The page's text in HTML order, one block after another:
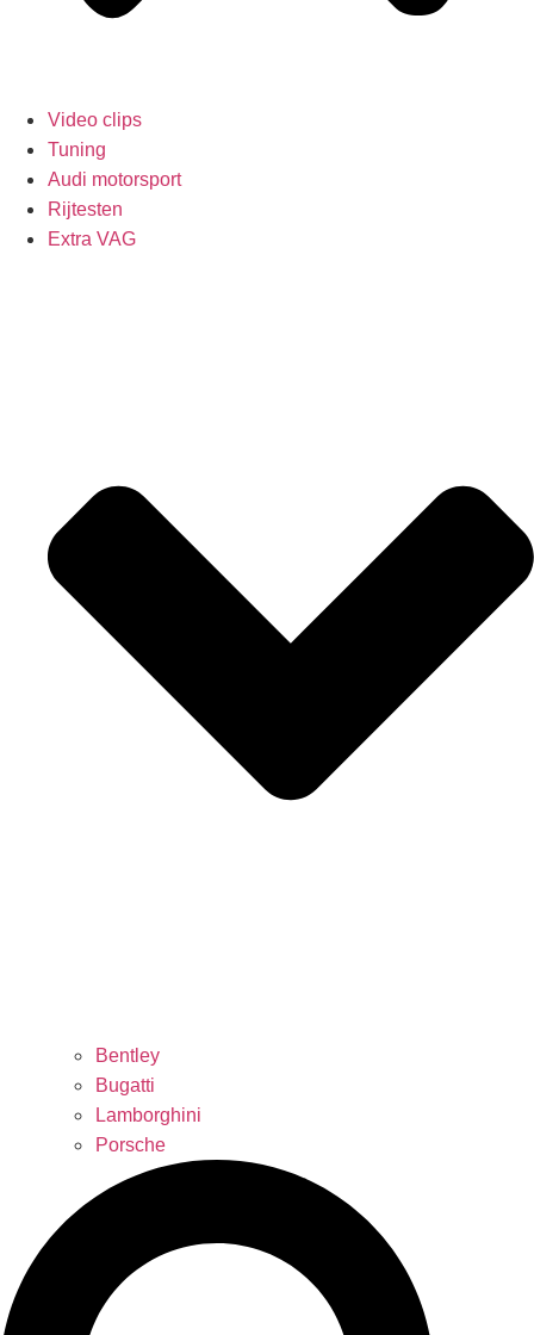
Video clips
Tuning
Audi motorsport
Rijtesten
Extra VAG
Bentley
Bugatti
Lamborghini
Porsche